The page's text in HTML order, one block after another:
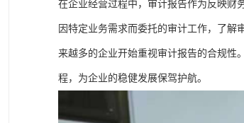
在企业经营过程中，审计报告作为反映财
因特定业务需求而委托的审计工作，了
来越多的企业开始重视审计报告的合规性
程，为企业的稳健发展保驾护航。